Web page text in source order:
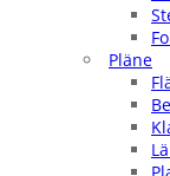
Pläne